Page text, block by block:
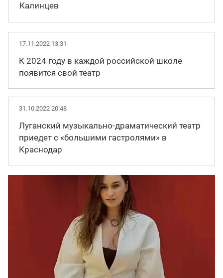
Калинцев
17.11.2022 13:31
К 2024 году в каждой российской школе
появится свой театр
31.10.2022 20:48
Луганский музыкально-драматический театр
приедет с «большими гастролями» в
Краснодар